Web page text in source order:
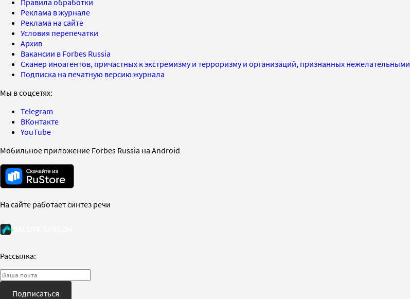
Реклама в журнале
Реклама на сайте
Условия перепечатки
Архив
Вакансии в Forbes Russia
Сканер иноагентов, причастных к экстремизму и терроризму и организаций, признанных нежелательными
Подписка на печатную версию журнала
Мы в соцсетях:
Telegram
ВКонтакте
YouTube
Мобильное приложение Forbes Russia на Android
На сайте работает синтез речи
Рассылка:
Подписаться